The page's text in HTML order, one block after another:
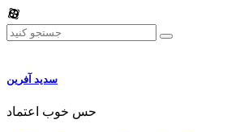
سدید آفرین
حس خوب اعتماد